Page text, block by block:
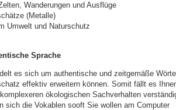
Wanderungen und Ausflüge
(Metalle)
Umwelt und Naturschutz
Sprache
es sich um authentische und zeitgemäße
effektiv erweitern können. Somit fällt es
ökologischen Sachverhalten
sich die Vokablen sooft Sie wollen am Computer